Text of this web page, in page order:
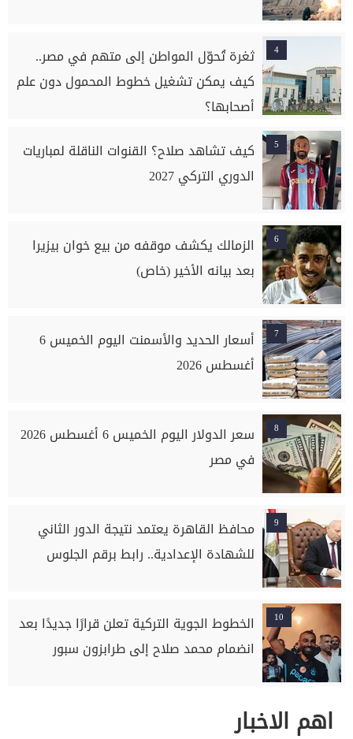
4
ثغرة تُحوّل المواطن إلى متهم في مصر..
كيف يمكن تشغيل خطوط المحمول دون علم
أصحابها؟
5
كيف تشاهد صلاح؟ القنوات الناقلة لمباريات
الدوري التركي 2027
6
الزمالك يكشف موقفه من بيع خوان بيزيرا
بعد بيانه الأخير (خاص)
7
أسعار الحديد والأسمنت اليوم الخميس 6
أغسطس 2026
8
سعر الدولار اليوم الخميس 6 أغسطس 2026
في مصر
9
محافظ القاهرة يعتمد نتيجة الدور الثاني
للشهادة الإعدادية.. رابط برقم الجلوس
10
الخطوط الجوية التركية تعلن قرارًا جديدًا بعد
انضمام محمد صلاح إلى طرابزون سبور
اهم الاخبار